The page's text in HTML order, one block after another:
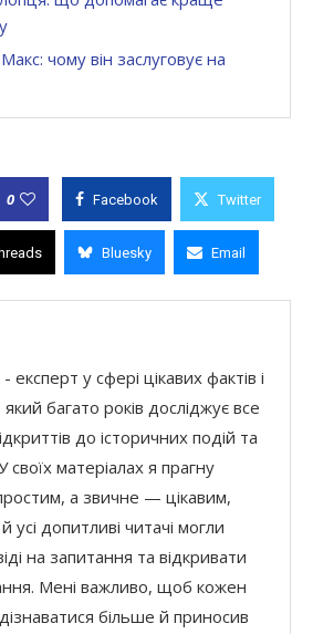
чому він заслуговує на
0 Facebook Twitter
Bluesky Email
експерт у сфері цікавих фактів і
багато років досліджує все
до історичних подій та
матеріалах я прагну
а звичне — цікавим,
усі допитливі читачі могли
на запитання та відкривати
Мені важливо, щоб кожен
більше й приносив